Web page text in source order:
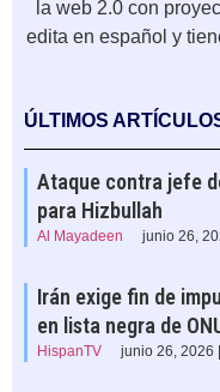
la web 2.0 con
edita en español y
ÚLTIMOS
Ataque contra jefe
para Hizbullah
Al Mayadeen junio 26,
Irán exige fin de
en lista negra de
HispanTV junio 26, 2026